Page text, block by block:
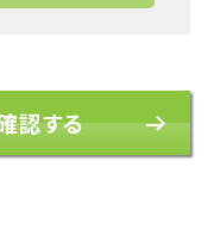
認する